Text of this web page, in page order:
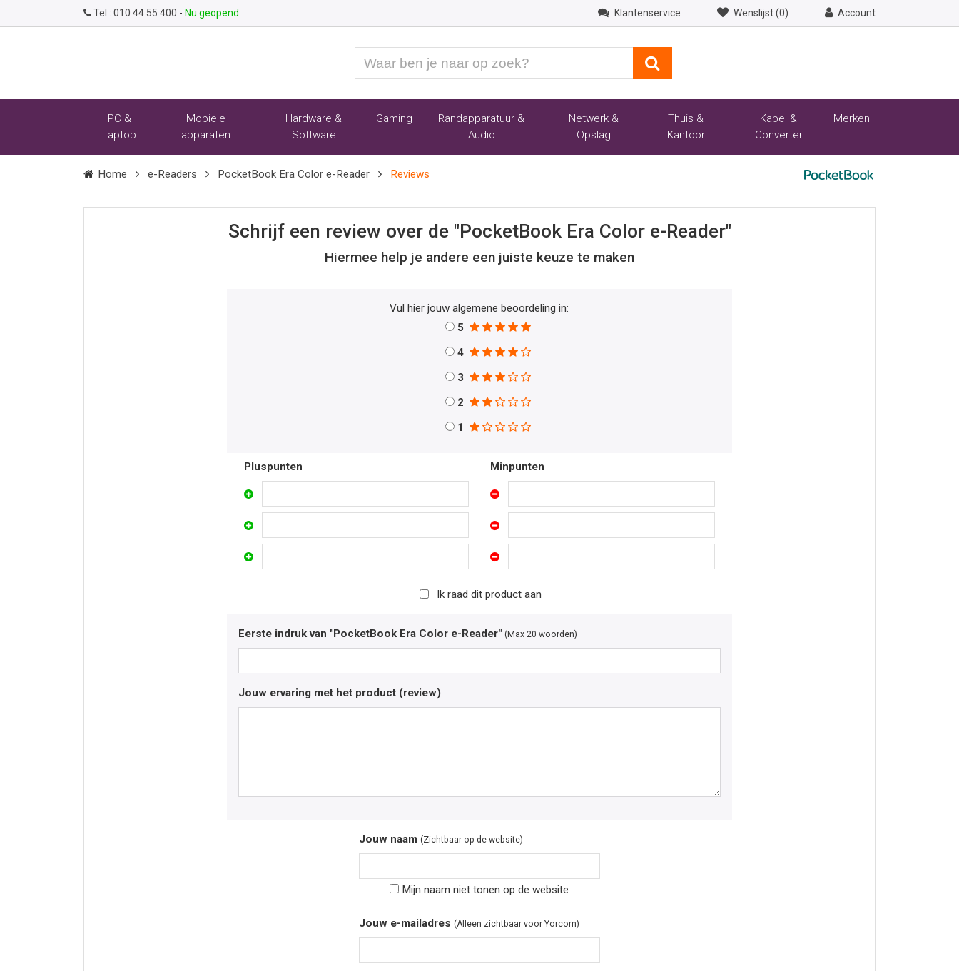
Tel.: 010 44 55 400 - Nu geopend Klantenservice Wenslijst (0) Account
ben
naar
PC &
Laptop
Mobiele
apparaten
Hardware &
Software
Gaming
Randapparatuur &
Audio
Netwerk &
Opslag
Thuis &
Kantoor
Kabel &
Converter
Merken
Home e-Readers PocketBook Era Color e-Reader Reviews
Schrijf een review over de "PocketBook Era Color e-Reader"
Hiermee help je andere een juiste keuze te maken
Vul hier jouw algemene beoordeling in:
5
4
3
2
1
Pluspunten Minpunten
Ik raad dit product aan
Eerste indruk van "PocketBook Era Color e-Reader" (Max 20 woorden)
Jouw ervaring met het product (review)
Jouw naam (Zichtbaar op de website)
Mijn naam niet tonen op de website
Jouw e-mailadres (Alleen zichtbaar voor Yorcom)